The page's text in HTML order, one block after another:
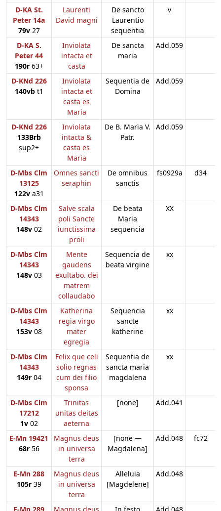
D-KA St.
Peter 14a
79v27
Laurenti
David magni
De sancto
Laurentio
sequentia
v
D-KA S.
Peter 44
190r63+
Inviolata
intacta et
casta
De sancta
maria
Add.059
D-KNd 226
140vbt1
Inviolata
intacta et
casta es
Maria
Sequentia de
Domina
Add.059
D-KNd 226
133Brb
sup2+
Inviolata
intacta &
casta es
Maria
De B. Maria V.
Patr.
Add.059
D-Mbs Clm
13125
122va31
Omnes sancti
seraphin
De omnibus
sanctis
fs0929a d34
D-Mbs Clm
14343
148v02
Salve scala
poli Sancte
iunctissima
proli
De beata
Maria
sequencia
XX
D-Mbs Clm
14343
148v03
Mente
gaudens
exultabo. dei
matrem
collaudabo
Sequencia de
beata virgine
xx
D-Mbs Clm
14343
153v08
Katherina
regia virgo
mater
egregia
Sequencia
sancte
katherine
xx
D-Mbs Clm
14343
149r04
Felix que celi
solio regnas
cum dei filio
sponsa
Sequentia de
sancta maria
magdalena
xx
D-Mbs Clm
17212
1v02
Trinitas
unitas deitas
aeterna
[none] Add.041
E-Mn 19421
68r56
Magnus deus
in universa
terra
[none —
Magdalena]
Add.048 fc72
E-Mn 288
105r39
Magnus deus
in universa
terra
Alleluia
[Magdelene]
Add.048